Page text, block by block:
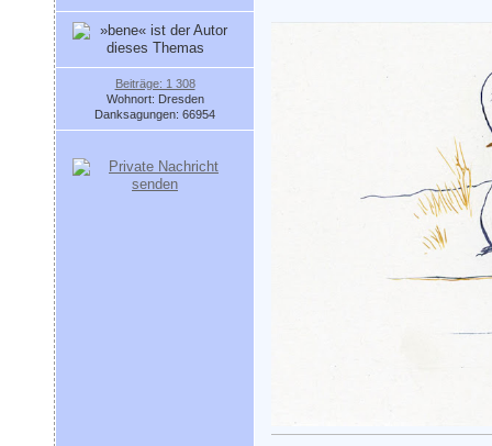
Beiträge: 1 308
Wohnort: Dresden
Danksagungen: 66954